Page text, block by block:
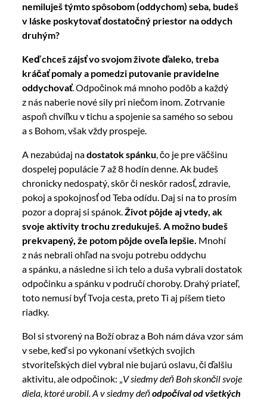
nemiluješ týmto spôsobom (oddychom) seba, budeš
v láske poskytovať dostatočný priestor na oddych
druhým?
Keď chceš zájsť vo svojom živote ďaleko, treba
kráčať pomaly a pomedzi putovanie pravidelne
oddychovať. Odpočinok má mnoho podôb a každý
z nás naberie nové sily pri niečom inom. Zotrvanie
aspoň chvíľku v tichu a spojenie sa samého so sebou
a s Bohom, však vždy prospeje.
A nezabúdaj nadostatok spánku, čo je pre väčšinu
dospelej populácie 7 až 8 hodín denne. Ak budeš
chronicky nedospatý, skôr či neskôr radosť, zdravie,
pokoj a spokojnosť od Teba odídu. Daj si na to prosím
pozor a dopraj si spánok.Život pôjde aj vtedy, ak
svoje aktivity trochu zredukuješ. A možno budeš
prekvapený, že potom pôjde oveľa lepšie. Mnohí
z nás nebrali ohľad na svoju potrebu oddychu
a spánku, a následne si ich telo a duša vybrali dostatok
odpočinku a spánku v područí choroby. Drahý priateľ,
toto nemusí byť Tvoja cesta, preto Ti aj píšem tieto
riadky.
Bol si stvorený na Boží obraz a Boh nám dáva vzor sám
v sebe, keď si po vykonaní všetkých svojich
stvoriteľských diel vybral nie bujarú oslavu, či ďalšiu
aktivitu, ale odpočinok: „V siedmy deň Boh skončil svoje
diela, ktoré urobil. A v siedmy deňodpočíval od všetkých